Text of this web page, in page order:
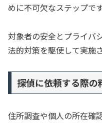
めに不可欠なステップです
対象者の安全とプライバ
法的対策を駆使して実施
探偵に依頼する際の
住所調査や個人の所在確